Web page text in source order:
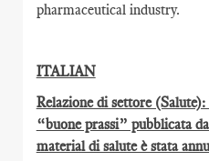
pharmaceutical industry.
ITALIAN
Relazione di settore
“buone prassi” pubblicata
material di salute è stata